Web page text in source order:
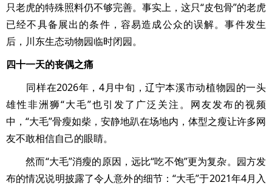
只老虎的特殊照料仍不够完善。事实上，这只“皮包骨”的老虎
已经不具备展出的条件，容易造成公众的误解。事件发生
后，川东生态动物园临时闭园。
四十一天的丧偶之痛
同样在2026年，4月中旬，辽宁本溪市动植物园的一头
雄性非洲狮“大毛”也引发了广泛关注。网友发布的视频
中，“大毛”骨瘦如柴，安静地趴在场地内，体型之瘦让许多网
友不敢相信自己的眼睛。
然而“大毛”消瘦的原因，远比“吃不饱”更为复杂。园方发
布的情况说明披露了令人意外的细节：“大毛”于2021年4月入